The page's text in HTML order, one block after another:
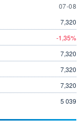
7
07-08
7,320
-1,35%
7,320
7,320
7,320
5 039